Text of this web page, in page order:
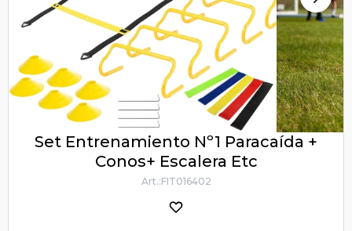
Set Entrenamiento Nº1 Paracaída +
Conos+ Escalera Etc
FIT016402